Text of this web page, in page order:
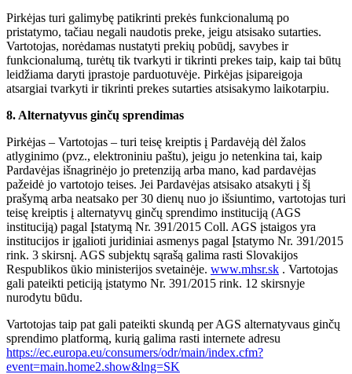
Pirkėjas turi galimybę patikrinti prekės funkcionalumą po
pristatymo, tačiau negali naudotis preke, jeigu atsisako sutarties.
Vartotojas, norėdamas nustatyti prekių pobūdį, savybes ir
funkcionalumą, turėtų tik tvarkyti ir tikrinti prekes taip, kaip tai būtų
leidžiama daryti įprastoje parduotuvėje. Pirkėjas įsipareigoja
atsargiai tvarkyti ir tikrinti prekes sutarties atsisakymo laikotarpiu.
8. Alternatyvus ginčų sprendimas
Pirkėjas – Vartotojas – turi teisę kreiptis į Pardavėją dėl žalos
atlyginimo (pvz., elektroniniu paštu), jeigu jo netenkina tai, kaip
Pardavėjas išnagrinėjo jo pretenziją arba mano, kad pardavėjas
pažeidė jo vartotojo teises. Jei Pardavėjas atsisako atsakyti į šį
prašymą arba neatsako per 30 dienų nuo jo išsiuntimo, vartotojas turi
teisę kreiptis į alternatyvų ginčų sprendimo instituciją (AGS
instituciją) pagal Įstatymą Nr. 391/2015 Coll. AGS įstaigos yra
institucijos ir įgalioti juridiniai asmenys pagal Įstatymo Nr. 391/2015
rink. 3 skirsnį. AGS subjektų sąrašą galima rasti Slovakijos
Respublikos ūkio ministerijos svetainėje. www.mhsr.sk . Vartotojas
gali pateikti peticiją įstatymo Nr. 391/2015 rink. 12 skirsnyje
nurodytu būdu.
Vartotojas taip pat gali pateikti skundą per AGS alternatyvaus ginčų
sprendimo platformą, kurią galima rasti internete adresu
https://ec.europa.eu/consumers/odr/main/index.cfm?
event=main.home2.show&lng=SK